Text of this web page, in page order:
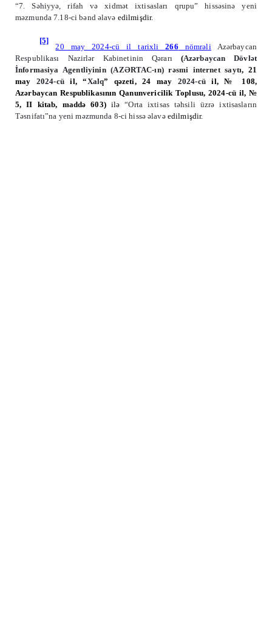
“7.Səhiyyə, rifah və xidmət ixtisasları qrupu” hissəsinə yeni
məzmunda 7.18-ci bənd əlavə edilmişdir.
[5]
20 may 2024-cü il tarixli266 nömrəliAzərbaycan
Respublikası Nazirlər Kabinetinin Qərarı (Azərbaycan Dövlət
İnformasiya Agentliyinin (AZƏRTAC-ın) rəsmi internet saytı, 21
may 2024-cüil, “Xalq” qəzeti, 24 may 2024-cüil, № 108,
Azərbaycan Respublikasının Qanunvericilik Toplusu, 2024-cü il, №
5, II kitab, maddə 603) ilə“Orta ixtisas təhsili üzrə ixtisasların
Təsnifatı”na yeni məzmunda 8-ci hissə əlavə edilmişdir.